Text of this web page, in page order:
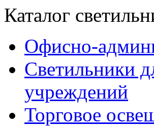
Каталог
Офисно-
Светильники
учреждений
Торговое